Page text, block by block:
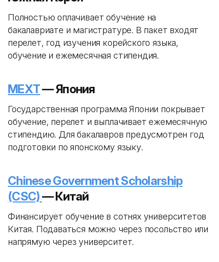
Полностью оплачивает обучение на
бакалавриате и магистратуре. В пакет входят
перелет, год изучения корейского языка,
обучение и ежемесячная стипендия.
MEXT— Япония
Государственная программа Японии покрывает
обучение, перелет и выплачивает ежемесячную
стипендию. Для бакалавров предусмотрен год
подготовки по японскому языку.
Chinese Government Scholarship
(CSC)— Китай
Финансирует обучение в сотнях университетов
Китая. Подаваться можно через посольство или
напрямую через университет.